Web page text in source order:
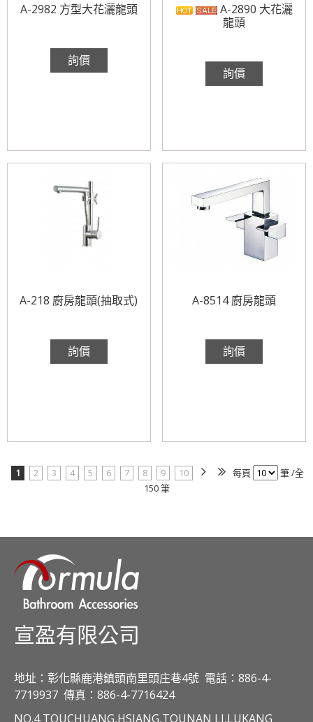
A-2982 方型大花灑龍頭
詢價
A-2890 大花灑
龍頭
詢價
A-218 廚房龍頭(抽取式)
詢價
A-8514 廚房龍頭
詢價
1 2 3 4 5 6 7 8 9 10 每頁
筆 /全
150 筆
宣盈有限公司
地址：彰化縣鹿港鎮頭南里頭庄巷4號 電話：886-4-
7719937 傳真：886-4-7716424
NO.4 TOUCHUANG,HSIANG,TOUNAN LI,LUKANG